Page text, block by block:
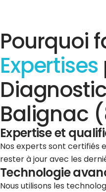
Pourquoi
Expertises
Balignac
Expertise et
Nos experts sont certifiés
rester à jour avec les
Technologie
Nous utilisons les